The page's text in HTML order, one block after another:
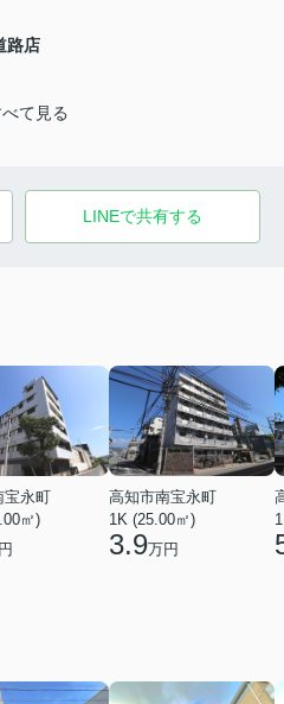
路店
て見る
LINEで共有する
宝永町
㎡)
高知市南宝永町
1K (25.00㎡)
3.9万円